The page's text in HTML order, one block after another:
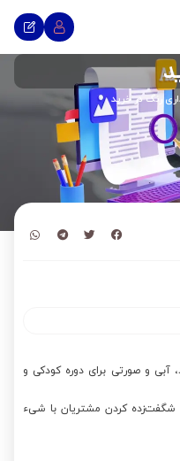
رنگ در خرید
آبی و صورتی برای دوره کودکی و
شگفت‌زده کردن مشتریان با شیء